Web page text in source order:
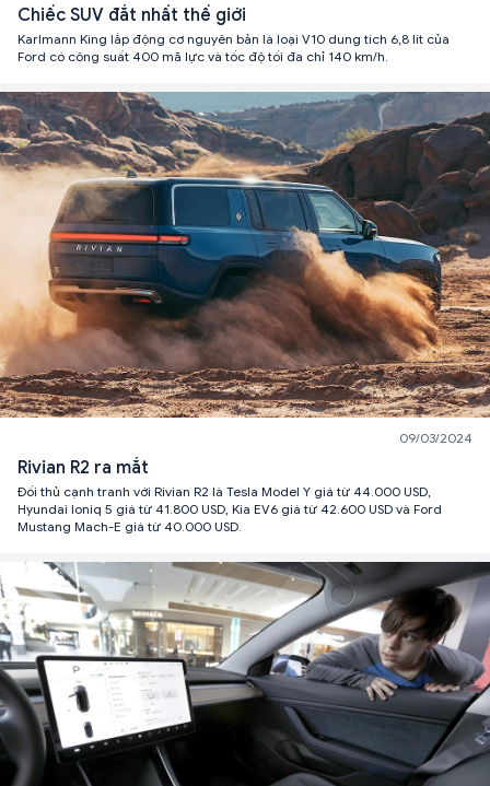
Chiếc SUV đắt nhất thế giới
Karlmann King lắp động cơ nguyên bản là loại V10 dung tích 6,8 lít của
Ford có công suất 400 mã lực và tốc độ tối đa chỉ 140 km/h.
09/03/2024
Rivian R2 ra mắt
Đối thủ cạnh tranh với Rivian R2 là Tesla Model Y giá từ 44.000 USD,
Hyundai Ioniq 5 giá từ 41.800 USD, Kia EV6 giá từ 42.600 USD và Ford
Mustang Mach-E giá từ 40.000 USD.